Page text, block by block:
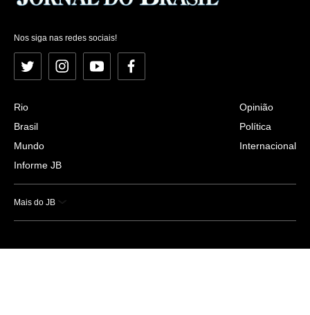
Nos siga nas redes sociais!
Twitter InstagramYouTubeFacebook
Rio
Brasil
Mundo
Informe JB
Opinião
Política
Internacional
Mais do JB
Esportes